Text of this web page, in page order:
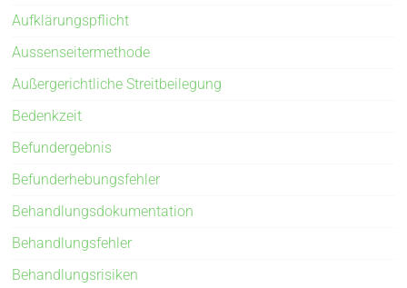
Aufklärungspflicht
Aussenseitermethode
Außergerichtliche Streitbeilegung
Bedenkzeit
Befundergebnis
Befunderhebungsfehler
Behandlungsdokumentation
Behandlungsfehler
Behandlungsrisiken